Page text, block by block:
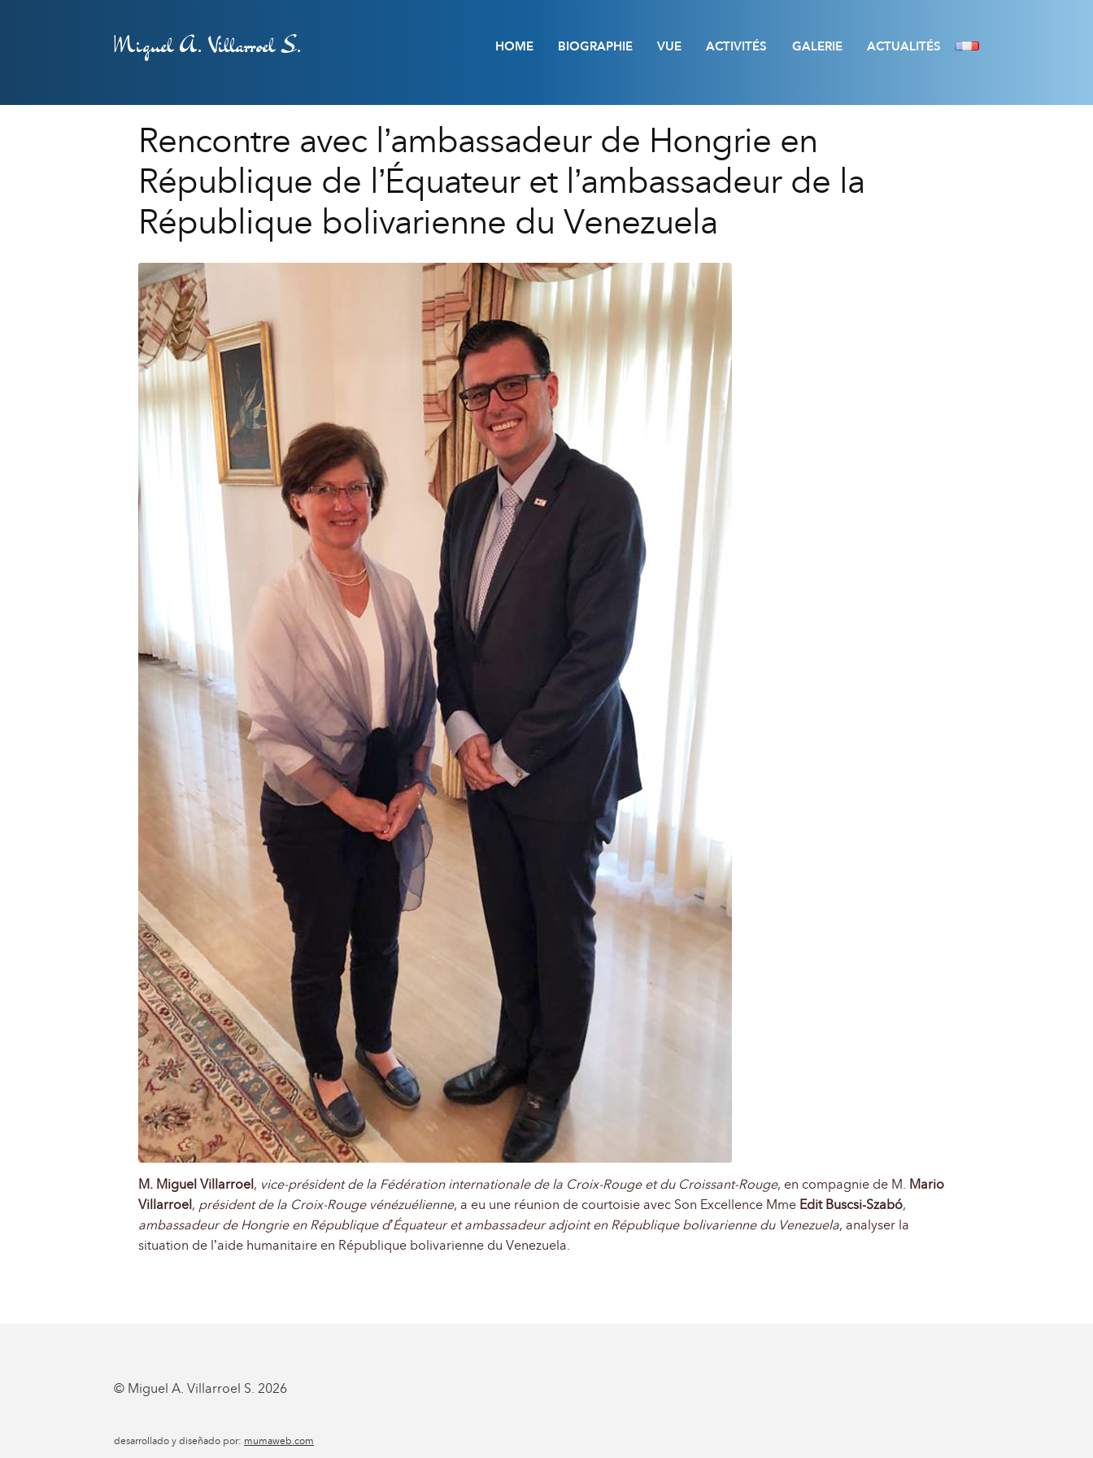
Miguel A. Villarroel S. HOME BIOGRAPHIE VUE ACTIVITÉS GALERIE ACTUALITÉS
Rencontre avec l’ambassadeur de Hongrie en
République de l’Équateur et l’ambassadeur de la
République bolivarienne du Venezuela
M. Miguel Villarroel , vice-président de la Fédération internationale de la Croix-Rouge et du Croissant-Rouge, en compagnie de M.
Mario
Villarroel , président de la Croix-Rouge vénézuélienne, a eu une réunion de courtoisie avec Son Excellence Mme Edit Buscsi-Szabó,
ambassadeur de Hongrie en République d’Équateur et ambassadeur adjoint en République bolivarienne du Venezuela, analyser la
situation de l’aide humanitaire en République bolivarienne du Venezuela.
© Miguel A. Villarroel S. 2026
desarrollado y diseñado por: mumaweb.com